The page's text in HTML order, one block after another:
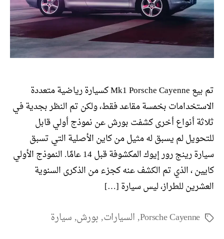
تم بيع Mk1 Porsche Cayenne كسيارة رياضية متعددة
الاستخدامات بخمسة مقاعد فقط، ولكن تم النظر بجدية في
ثلاثة أنواع أخرى كشفت بورش عن نموذج أولي قابل
للتحويل لم يسبق له مثيل من كاين الأصلية التي تسبق
سيارة رينج رور إيوك المكشوفة قبل 14 عامًا. النموذج الأولي
كايين ، الذي تم الكشف عنه كجزء من الذكرى السنوية
العشرين للطراز، ليس سيارة […]
الوسومPorsche Cayenne
,السيارات,بورش,سيارة